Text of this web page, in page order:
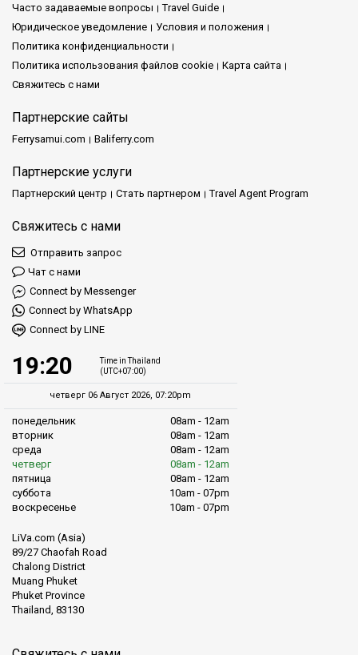
Часто задаваемые вопросы
Travel Guide
Юридическое уведомление
Условия и положения
Политика конфиденциальности
Политика использования файлов cookie
Карта сайта
Свяжитесь с нами
Партнерские сайты
Ferrysamui.com Baliferry.com
Партнерские услуги
Партнерский центр Стать партнером Travel Agent Program
Свяжитесь с нами
Отправить запрос
Чат с нами
Connect by Messenger
Connect by WhatsApp
Connect by LINE
19:20
Time in Thailand
(UTC+07:00)
четверг 06 Август 2026, 07:20pm
понедельник
08am - 12am
вторник
08am - 12am
среда
08am - 12am
четверг
08am - 12am
пятница
08am - 12am
суббота
10am - 07pm
воскресенье
10am - 07pm
LiVa.com (Asia)
89/27 Chaofah Road
Chalong District
Muang Phuket
Phuket Province
Thailand, 83130